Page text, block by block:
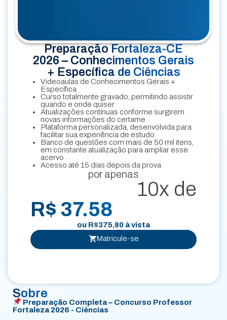
Sobre
Preparação Completa – Concurso Professor
Fortaleza 2026 - Ciências
Preparação Fortaleza-CE
2026 – Conhecimentos Gerais
+ Específica de Ciências
Videoaulas de Conhecimentos Gerais +
Específica
Curso totalmente gravado, permitindo assistir
quando e onde quiser
Atualizações contínuas conforme surgirem
novas informações do certame
Plataforma personalizada, desenvolvida para
facilitar sua experiência de estudo
Banco de questões com mais de 50 mil itens,
em constante atualização para ampliar esse
acervo
Acesso até 15 dias depois da prova
por apenas
10x de
R$ 37.58
ou R$375,80 à vista
Matricule-se